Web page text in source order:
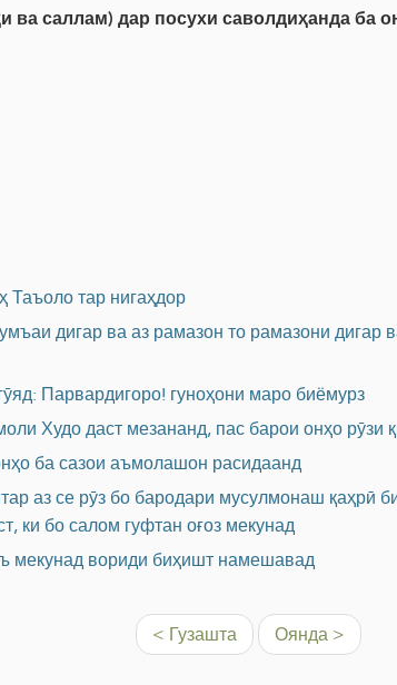
саллам) дар посухи саволдиҳанда ба
тар нигаҳдор
дигар ва аз рамазон то рамазони
Парвардигоро! гуноҳони маро биёмурз
Худо даст мезананд, пас барои онҳо рӯзи
ба сазои аъмолашон расидаанд
аз се рӯз бо бародари мусулмонаш қаҳрӣ
ки бо салом гуфтан оғоз мекунад
мекунад вориди биҳишт намешавад
< Гузашта Оянда >